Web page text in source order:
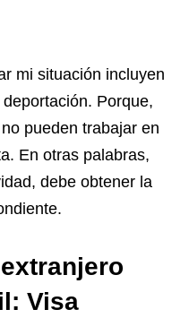
mi situación incluyen
Porque,
pueden trabajar en
En otras palabras,
debe obtener la
Visa